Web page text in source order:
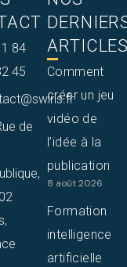
84
45
de
Comment
créer un jeu
vidéo de
l’idée à la
publication
8 août 2026
Formation
intelligence
artificielle